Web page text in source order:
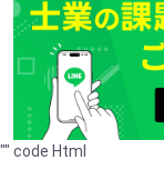
"" code Html